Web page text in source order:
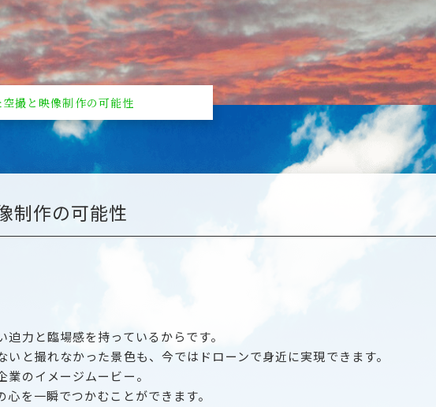
撮と映像制作の可能性
制作の可能性
力と臨場感を持っているからです。
と撮れなかった景色も、今ではドローンで身近に実現できます。
のイメージムービー。
を一瞬でつかむことができます。